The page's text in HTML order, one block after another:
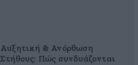
Αυξητική & Ανόρθωση
Στήθους: Πώς συνδυάζονται